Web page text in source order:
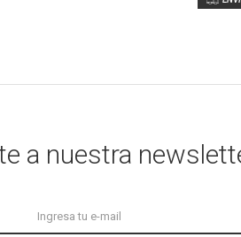
a nuestra